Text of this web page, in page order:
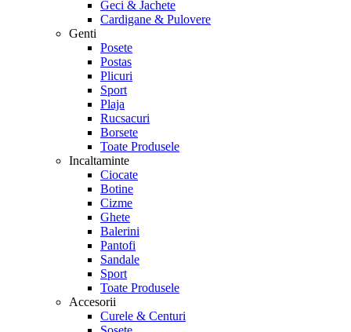
Geci & Jachete
Cardigane & Pulovere
Genti
Posete
Postas
Plicuri
Sport
Plaja
Rucsacuri
Borsete
Toate Produsele
Incaltaminte
Ciocate
Botine
Cizme
Ghete
Balerini
Pantofi
Sandale
Sport
Toate Produsele
Accesorii
Curele & Centuri